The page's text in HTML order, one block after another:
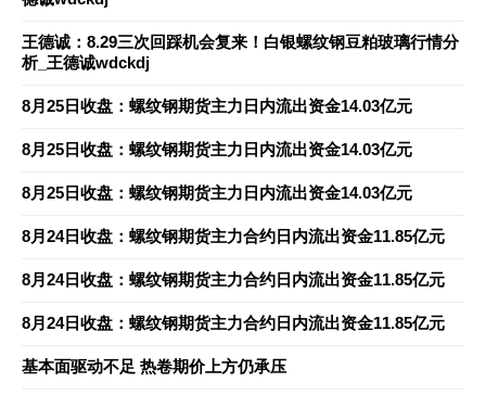
王德诚：8.29三次回踩机会复来！白银螺纹钢豆粕玻璃行情分
析_王德诚wdckdj
8月25日收盘：螺纹钢期货主力日内流出资金14.03亿元
8月25日收盘：螺纹钢期货主力日内流出资金14.03亿元
8月25日收盘：螺纹钢期货主力日内流出资金14.03亿元
8月24日收盘：螺纹钢期货主力合约日内流出资金11.85亿元
8月24日收盘：螺纹钢期货主力合约日内流出资金11.85亿元
8月24日收盘：螺纹钢期货主力合约日内流出资金11.85亿元
基本面驱动不足 热卷期价上方仍承压